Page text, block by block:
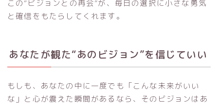
この“ビジョンとの再会”が、毎日の選択に小さな勇気
と確信をもたらしてくれます。
あなたが観た“あのビジョン”を信じていい
もしも、あなたの中に一度でも「こんな未来がいい
な」と心が震えた瞬間があるなら、そのビジョンはあ